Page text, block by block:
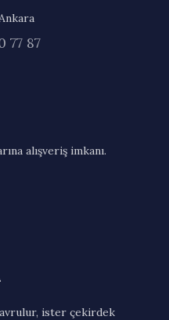
77 87
alışveriş imkanı.
ister çekirdek